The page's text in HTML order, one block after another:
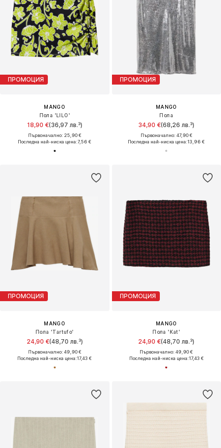
ПРОМОЦИЯ
MANGO
Пола 'LILO'
18,90 €(36,97 лв.³)
Първоначално: 25,90 €
Последна най-ниска цена:7,56 €
ПРОМОЦИЯ
MANGO
Пола
34,90 €(68,26 лв.³)
Първоначално: 47,90 €
Последна най-ниска цена:13,96 €
ПРОМОЦИЯ
MANGO
Пола 'Tartufo'
24,90 €(48,70 лв.³)
Първоначално: 49,90 €
Последна най-ниска цена:17,43 €
ПРОМОЦИЯ
MANGO
Пола 'Kat'
24,90 €(48,70 лв.³)
Първоначално: 49,90 €
Последна най-ниска цена:17,43 €